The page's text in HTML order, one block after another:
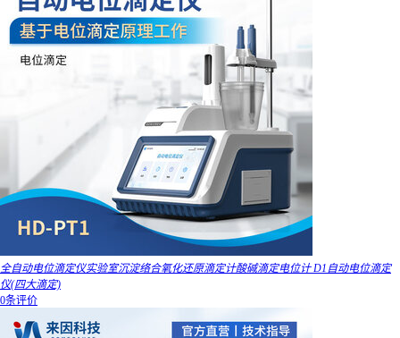
全自动电位滴定仪实验室沉淀络合氧化还原滴定计酸碱滴定电位计 D1自动电位滴定
仪(四大滴定)
0条评价